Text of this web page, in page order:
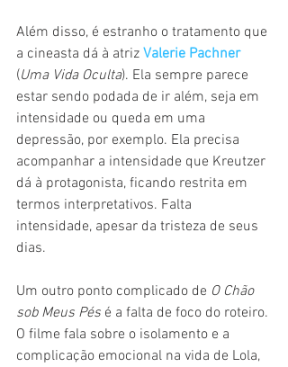
Além disso, é estranho o tratamento que
a cineasta dá à atriz Valerie Pachner
(Uma Vida Oculta). Ela sempre parece
estar sendo podada de ir além, seja em
intensidade ou queda em uma
depressão, por exemplo. Ela precisa
acompanhar a intensidade que Kreutzer
dá à protagonista, ficando restrita em
termos interpretativos. Falta
intensidade, apesar da tristeza de seus
dias.
Um outro ponto complicado de O Chão
sob Meus Pés é a falta de foco do roteiro.
O filme fala sobre o isolamento e a
complicação emocional na vida de Lola,